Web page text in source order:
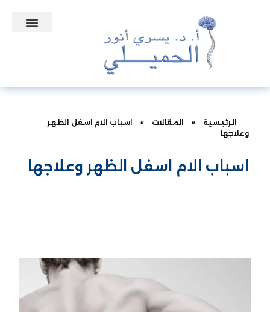
الرئيسية » المقالات »
اسباب الام اسفل الظهر
وعلاجها
اسباب الام اسفل الظهر وعلاجها